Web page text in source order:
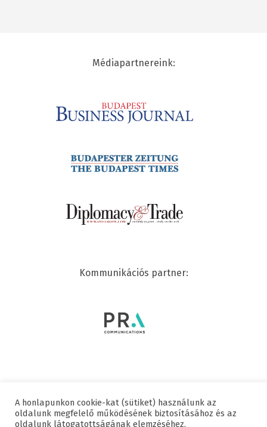
Médiapartnereink:
Kommunikációs partner:
© 2020 SWISSCHAM | MINDEN JOG FENNTARTVA
A honlapunkon cookie-kat (sütiket) használunk az
oldalunk megfelelő működésének biztosításához és az
oldalunk látogatottságának elemzéséhez.